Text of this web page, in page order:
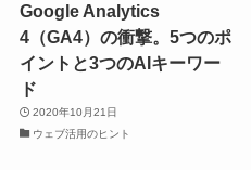
Google Analytics
4（GA4）の衝撃。5つのポ
イントと3つのAIキーワー
ド
2020年10月21日
ウェブ活用のヒント